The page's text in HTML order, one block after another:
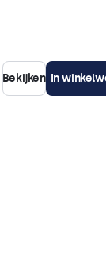
Bekijken In